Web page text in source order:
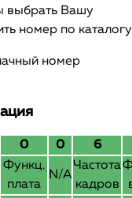
выбрать Вашу
номер по
номер
0 0 6
Функц.
плата
N/A
Частота
кадров